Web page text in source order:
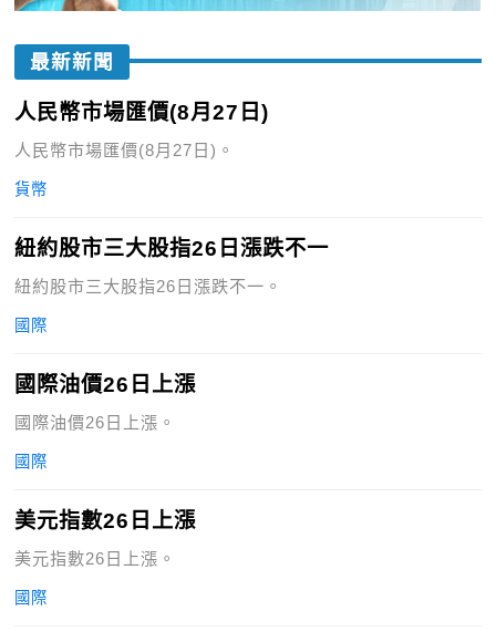
最新新聞
人民幣市場匯價(8月27日)
人民幣市場匯價(8月27日)。
貨幣
紐約股市三大股指26日漲跌不一
紐約股市三大股指26日漲跌不一。
國際
國際油價26日上漲
國際油價26日上漲。
國際
美元指數26日上漲
美元指數26日上漲。
國際